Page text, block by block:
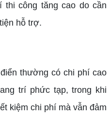
thi công tăng cao do cần
hỗ trợ.
thường có chi phí cao
trí phức tạp, trong khi
kiệm chi phí mà vẫn đảm